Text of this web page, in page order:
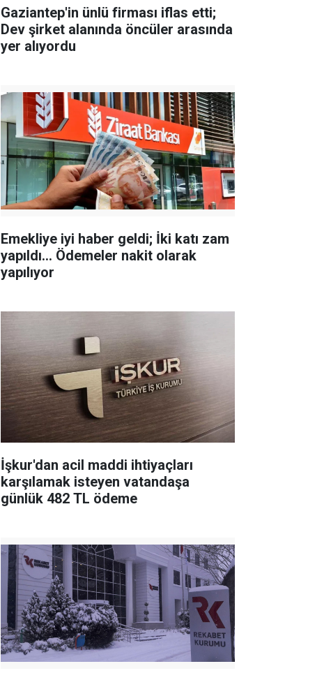
Gaziantep'in ünlü firması iflas etti;
Dev şirket alanında öncüler arasında
yer alıyordu
Emekliye iyi haber geldi; İki katı zam
yapıldı... Ödemeler nakit olarak
yapılıyor
İşkur'dan acil maddi ihtiyaçları
karşılamak isteyen vatandaşa
günlük 482 TL ödeme